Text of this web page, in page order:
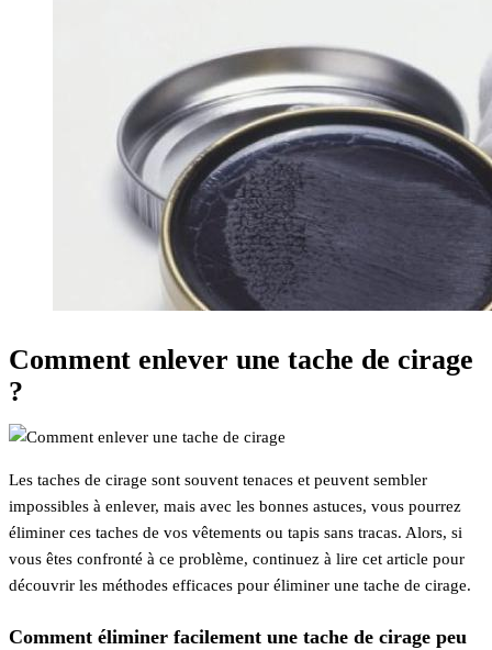
Comment enlever une tache de cirage
?
Les taches de cirage sont souvent tenaces et peuvent sembler
impossibles à enlever, mais avec les bonnes astuces, vous pourrez
éliminer ces taches de vos vêtements ou tapis sans tracas. Alors, si
vous êtes confronté à ce problème, continuez à lire cet article pour
découvrir les méthodes efficaces pour éliminer une tache de cirage.
Comment éliminer facilement une tache de cirage peu